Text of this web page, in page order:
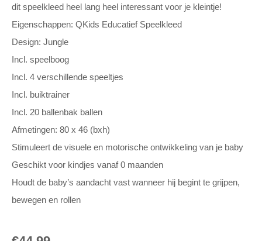
dit speelkleed heel lang heel interessant voor je kleintje!
Eigenschappen: QKids Educatief Speelkleed
Design: Jungle
Incl. speelboog
Incl. 4 verschillende speeltjes
Incl. buiktrainer
Incl. 20 ballenbak ballen
Afmetingen: 80 x 46 (bxh)
Stimuleert de visuele en motorische ontwikkeling van je baby
Geschikt voor kindjes vanaf 0 maanden
Houdt de baby’s aandacht vast wanneer hij begint te grijpen,
bewegen en rollen